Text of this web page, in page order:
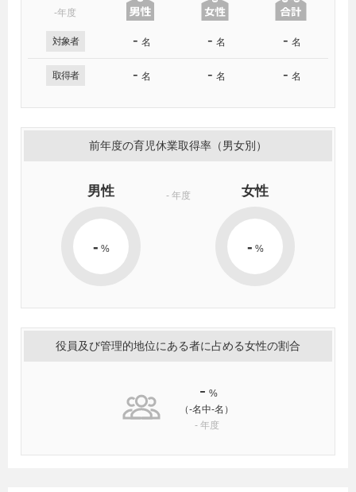
-年度
対象者 - 名 - 名 - 名
取得者 - 名 - 名 - 名
前年度の育児休業取得率（男女別）
- 年度
男性
- %
女性
- %
役員及び管理的地位にある者に占める女性の割合
- %
（-名中-名）
- 年度